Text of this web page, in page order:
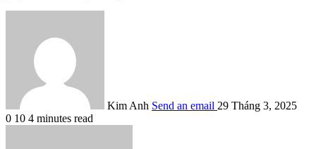
Kim Anh Send an email 29 Tháng 3, 2025
0 10 4 minutes read